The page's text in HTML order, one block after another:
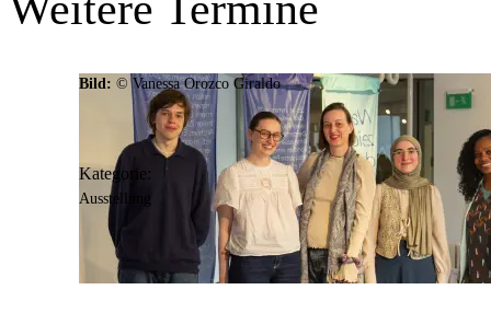
Anschrift
Hansastr.3
44137 Dortmund
Barrierefreiheit:
Die Sonderausstellungsflächen und der
barrierefrei im Erdgeschoss zugänglich. Die
einen Aufzug zugänglich.
Bild: © Vanessa Orozco Giraldo
Kategorie:
Ausstellung